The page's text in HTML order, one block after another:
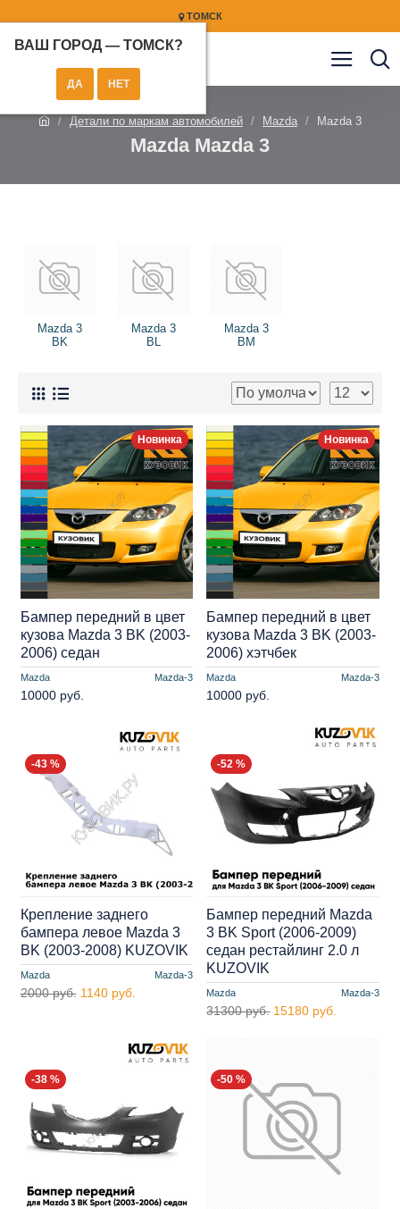
ТОМСК
ВАШ ГОРОД — ТОМСК?
Детали по маркам автомобилей Mazda Mazda 3
Mazda Mazda 3
Mazda 3
BK
Mazda 3
BL
Mazda 3
BM
Новинка
Mazda Mazda-3
Бампер передний в цвет
кузова Mazda 3 BK (2003-
2006) седан
10000 руб.
Новинка
Mazda Mazda-3
Бампер передний в цвет
кузова Mazda 3 BK (2003-
2006) хэтчбек
10000 руб.
-43 %
Mazda Mazda-3
Крепление заднего
бампера левое Mazda 3
BK (2003-2008) KUZOVIK
2000 руб. 1140 руб.
-52 %
Mazda Mazda-3
Бампер передний Mazda
3 BK Sport (2006-2009)
седан рестайлинг 2.0 л
KUZOVIK
31300 руб. 15180 руб.
-38 % -50 %